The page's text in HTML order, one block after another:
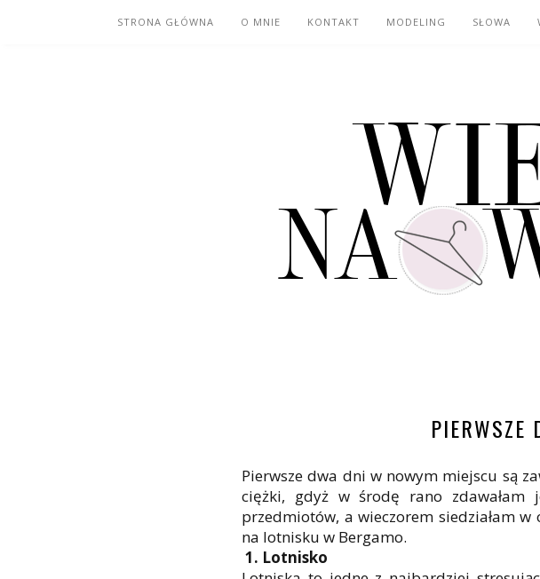
STRONA GŁÓWNA O MNIE KONTAKT MODELING SŁOWA
PIERWSZE
Pierwsze dwa dni w nowym miejscu są
ciężki, gdyż w środę rano zdawałam
przedmiotów, a wieczorem siedziałam
na lotnisku w Bergamo.
1. Lotnisko